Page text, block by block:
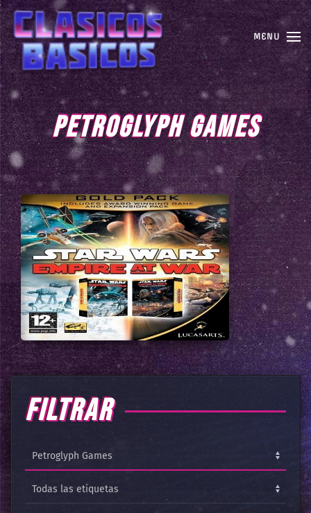
MENU
PETROGLYPH GAMES
FILTRAR